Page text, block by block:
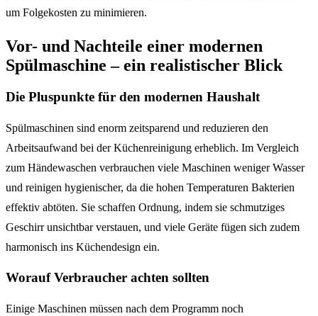
um Folgekosten zu minimieren.
Vor- und Nachteile einer modernen
Spülmaschine – ein realistischer Blick
Die Pluspunkte für den modernen Haushalt
Spülmaschinen sind enorm zeitsparend und reduzieren den
Arbeitsaufwand bei der Küchenreinigung erheblich. Im Vergleich
zum Händewaschen verbrauchen viele Maschinen weniger Wasser
und reinigen hygienischer, da die hohen Temperaturen Bakterien
effektiv abtöten. Sie schaffen Ordnung, indem sie schmutziges
Geschirr unsichtbar verstauen, und viele Geräte fügen sich zudem
harmonisch ins Küchendesign ein.
Worauf Verbraucher achten sollten
Einige Maschinen müssen nach dem Programm noch